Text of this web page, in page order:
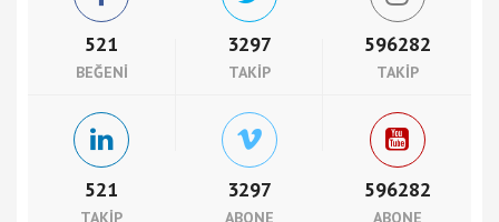
521
BEĞENI
3297
TAKIP
596282
TAKIP
521
TAKIP
3297
ABONE
596282
ABONE